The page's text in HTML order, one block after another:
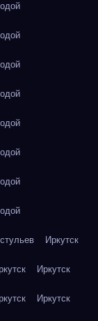
Иркутск
Иркутск
Иркутск